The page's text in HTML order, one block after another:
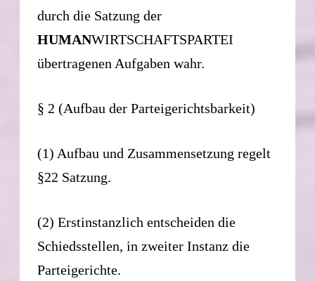
durch die Satzung der
HUMANWIRTSCHAFTSPARTEI
übertragenen Aufgaben wahr.
§ 2 (Aufbau der Parteigerichtsbarkeit)
(1) Aufbau und Zusammensetzung regelt
§22 Satzung.
(2) Erstinstanzlich entscheiden die
Schiedsstellen, in zweiter Instanz die
Parteigerichte.